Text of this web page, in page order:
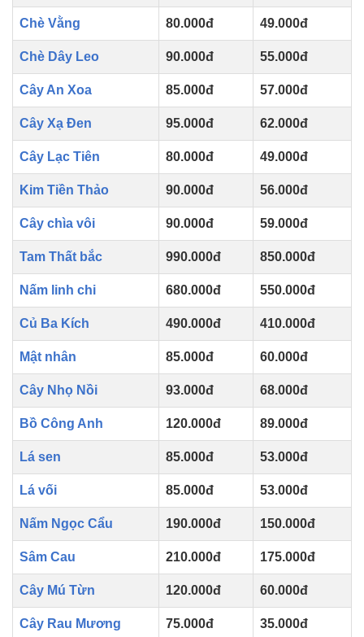
Chè Vằng 80.000đ 49.000đ
Chè Dây Leo 90.000đ 55.000đ
Cây An Xoa 85.000đ 57.000đ
Cây Xạ Đen 95.000đ 62.000đ
Cây Lạc Tiên 80.000đ 49.000đ
Kim Tiền Thảo 90.000đ 56.000đ
Cây chìa vôi 90.000đ 59.000đ
Tam Thất bắc 990.000đ 850.000đ
Nấm linh chi 680.000đ 550.000đ
Củ Ba Kích 490.000đ 410.000đ
Mật nhân 85.000đ 60.000đ
Cây Nhọ Nồi 93.000đ 68.000đ
Bồ Công Anh 120.000đ 89.000đ
Lá sen 85.000đ 53.000đ
Lá vối 85.000đ 53.000đ
Nấm Ngọc Cẩu 190.000đ 150.000đ
Sâm Cau 210.000đ 175.000đ
Cây Mú Từn 120.000đ 60.000đ
Cây Rau Mương 75.000đ 35.000đ